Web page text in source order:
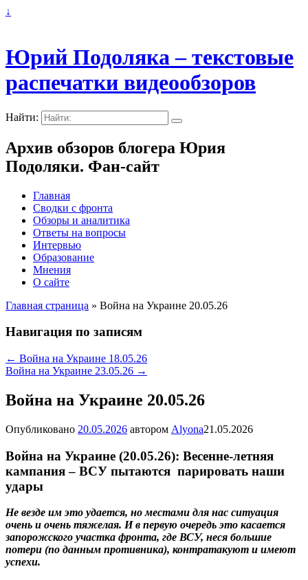
↓
Юрий Подоляка – текстовые
распечатки видеообзоров
Найти:
Архив обзоров блогера Юрия
Подоляки. Фан-сайт
Главная
Сводки с фронта
Обзоры и аналитика
Ответы на вопросы
Интервью
Образование
Мнения
О сайте
Главная страница » Война на Украине 20.05.26
Навигация по записям
← Война на Украине 18.05.26
Война на Украине 23.05.26 →
Война на Украине 20.05.26
Опубликовано 20.05.2026 автором Alyona21.05.2026
Война на Украине (20.05.26): Весенне-летняя
кампания – ВСУ пытаются парировать наши
удары
Не везде им это удается, но местами для нас ситуация
очень и очень тяжелая. И в первую очередь это касается
запорожского участка фронта, где ВСУ, неся большие
потери (по данным противника), контратакуют и имеют
успехи.